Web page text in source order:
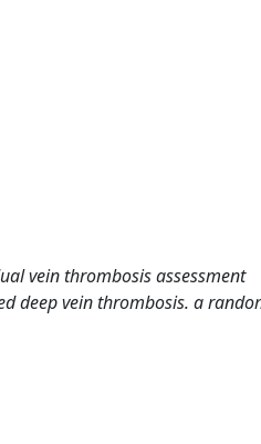
vein thrombosis assessment
deep vein thrombosis. a